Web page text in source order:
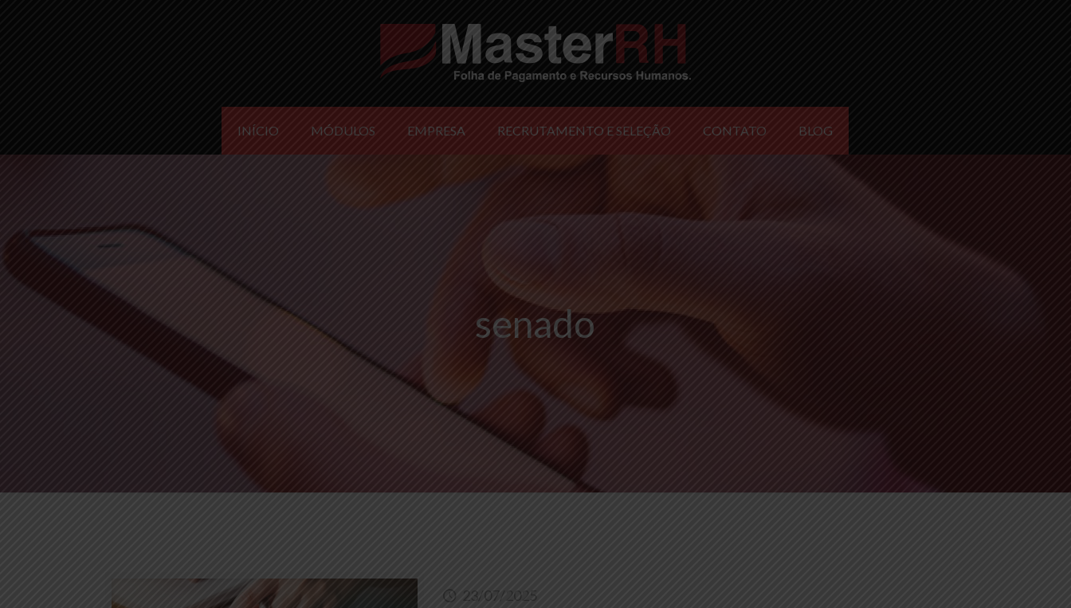
INÍCIO MÓDULOS EMPRESA RECRUTAMENTO E SELEÇÃO CONTATO BLOG
senado
23/07/2025